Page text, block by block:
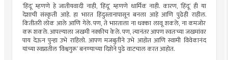
‘हिंदू’ म्हणणे हे जातीयवादी नाही, ‘हिंदू’ म्हणणे धार्मिक नाही. कारण, ‘हिंदू’ ही या
देशाची संस्कृती आहे. हा भारत हिंदुस्तानापासून बनला आहे आणि पुढेही राहील.
कितीतरी लोक आले आणि गेले. पण, ते भारताला ना धक्का लावू शकले, ना कमजोर
करू शकले. आपल्याला जखमी नक्कीच केले. पण, त्यानंतर आपण स्वतःच्या जखमांवर
पाय देऊन पुन्हा उभे राहिलो. आपण मजबुतीने उभे आहोत आणि स्वामी विवेकानंद
यांच्या स्वप्नातील ‘विश्वगुरू’ बनण्याच्या दिशेने पुढे वाटचाल करत आहोत.